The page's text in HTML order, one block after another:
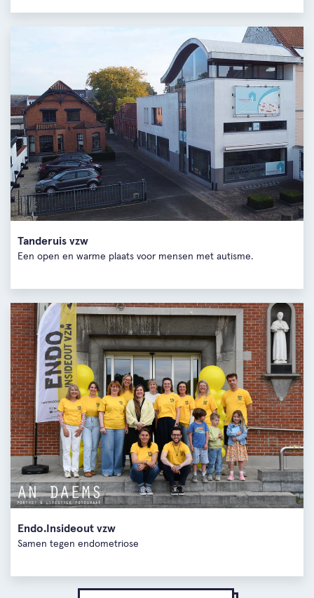
Tanderuis vzw
Een open en warme plaats voor mensen met autisme.
Endo.Insideout vzw
Samen tegen endometriose